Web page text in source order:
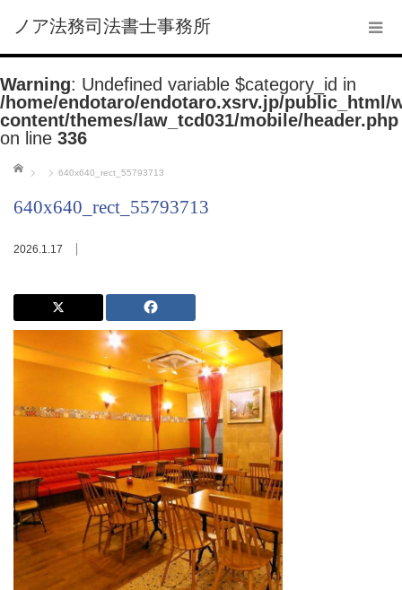
ノア法務司法書士事務所
Warning: Undefined variable $category_id in
/home/endotaro/endotaro.xsrv.jp/public_html/
content/themes/law_tcd031/mobile/header.php
on line 336
ホーム
640x640_rect_55793713
640x640_rect_55793713
2026.1.17